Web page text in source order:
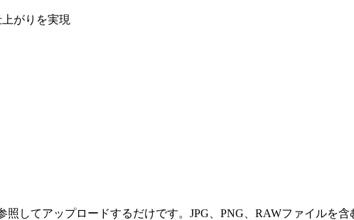
がりを実現
してアップロードするだけです。JPG、PNG、RAWファイルを